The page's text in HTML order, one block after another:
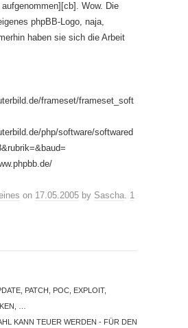
Wow. Die
phpBB-Logo, naja,
haben sie sich die Arbeit
frameset/frameset_soft
php/software/softwared
on 17.05.2005 by Sascha. 1
PATCH, POC, EXPLOIT,
…
KANN TEUER WERDEN - FÜR DEN